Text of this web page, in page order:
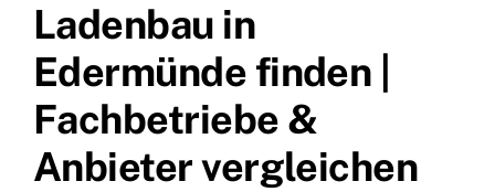
Handwerker Ratgeber
Wir über uns
Ladenbau in
Edermünde finden |
Fachbetriebe &
Anbieter vergleichen